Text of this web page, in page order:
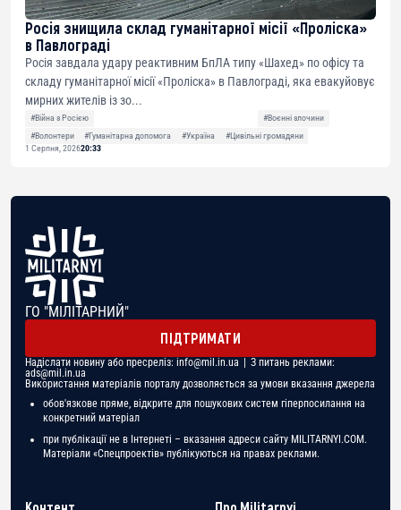
Росія знищила склад гуманітарної місії «Проліска»
в Павлограді
Росія завдала удару реактивним БпЛА типу «Шахед» по офісу та
складу гуманітарної місії «Проліска» в Павлограді, яка евакуйовує
мирних жителів із зо...
#Війна з Росією
#Воєнні злочини
#Волонтери
#Гуманітарна допомога #Україна
#Цивільні громадяни
1 Серпня, 202620:33
ГО "МІЛІТАРНИЙ"
ПІДТРИМАТИ
Надіслати новину або пресреліз: info@mil.in.ua | З питань реклами:
ads@mil.in.ua
Використання матеріалів порталу дозволяється за умови вказання джерела
обов'язкове пряме, відкрите для пошукових систем гіперпосилання на
конкретний матеріал
при публікації не в Інтернеті – вказання адреси сайту MILITARNYI.COM.
Матеріали «Спецпроектів» публікуються на правах реклами.